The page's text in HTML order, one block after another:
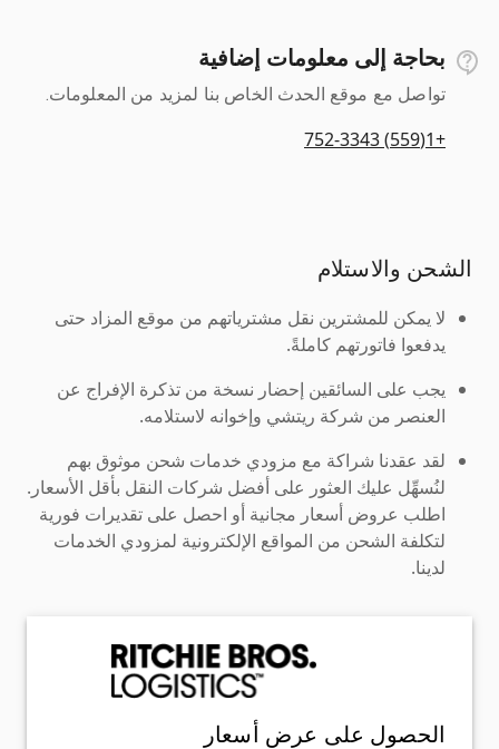
بحاجة إلى معلومات إضافية
تواصل مع موقع الحدث الخاص بنا لمزيد من المعلومات.
+1(559) 752-3343
الشحن والاستلام
لا يمكن للمشترين نقل مشترياتهم من موقع المزاد حتى
يدفعوا فاتورتهم كاملةً.
يجب على السائقين إحضار نسخة من تذكرة الإفراج عن
العنصر من شركة ريتشي وإخوانه لاستلامه.
لقد عقدنا شراكة مع مزودي خدمات شحن موثوق بهم
لنُسهِّل عليك العثور على أفضل شركات النقل بأقل الأسعار.
اطلب عروض أسعار مجانية أو احصل على تقديرات فورية
لتكلفة الشحن من المواقع الإلكترونية لمزودي الخدمات
لدينا.
الحصول على عرض أسعار